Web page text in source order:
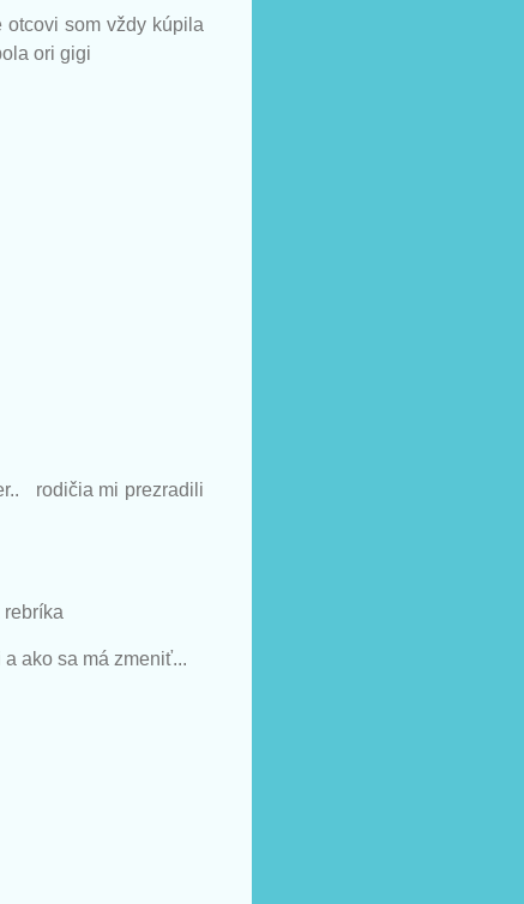
otcovi som vždy kúpila
ori gigi
rodičia mi prezradili
rebríka
ako sa má zmeniť...